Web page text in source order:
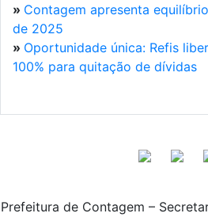
» Contagem apresenta
de 2025
» Oportunidade única: Refis
100% para quitação de dívidas
Prefeitura de Contagem –